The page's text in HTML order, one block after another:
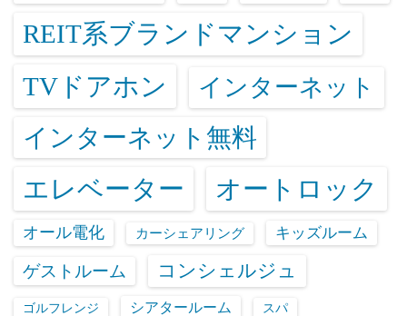
REIT系ブランドマンション
TVドアホン インターネット
インターネット無料
エレベーター オートロック
オール電化 カーシェアリング キッズルーム
ゲストルーム コンシェルジュ
ゴルフレンジ シアタールーム スパ